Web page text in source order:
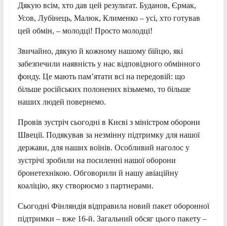
Дякую всім, хто дав цей результат. Буданов, Єрмак,
Усов, Лубінець, Малюк, Клименко – усі, хто готував
цей обмін, – молодці! Просто молодці!
Звичайно, дякую й кожному нашому бійцю, які
забезпечили наявність у нас відповідного обмінного
фонду. Це мають пам’ятати всі на передовій: що
більше російських полонених візьмемо, то більше
наших людей повернемо.
Провів зустріч сьогодні в Києві з міністром оборони
Швеції. Подякував за незмінну підтримку для нашої
держави, для наших воїнів. Особливий наголос у
зустрічі зробили на посиленні нашої оборони
бронетехнікою. Обговорили й нашу авіаційну
коаліцію, яку створюємо з партнерами.
Сьогодні Фінляндія відправила новий пакет оборонної
підтримки – вже 16-й. Загальний обсяг цього пакету –